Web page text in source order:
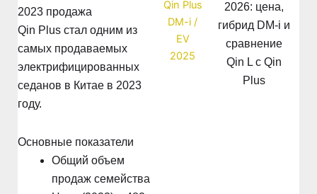
2023 продажа
Qin Plus стал одним из
самых продаваемых
электрифицированных
седанов в Китае в 2023
году.
Основные показатели
Общий объем
продаж семейства
2026: цена,
гибрид DM-i и
сравнение
Qin L с Qin
Plus